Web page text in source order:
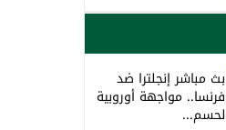
بث مباشر إنجلترا ضد
فرنسا.. مواجهة أوروبية
لحسم...